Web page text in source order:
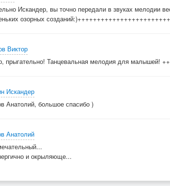
Искандер, вы точно передали в звуках мелодии
озорных
Виктор
прыгательно! Танцевальная мелодия для малышей!
Искандер
Анатолий, большое спасибо )
Анатолий
и окрыляюще...